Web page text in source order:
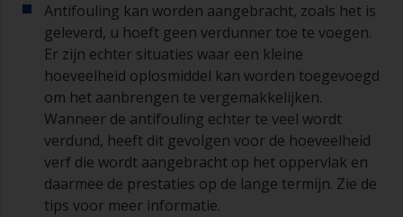
Antifouling kan worden aangebracht, zoals het is
geleverd, u hoeft geen verdunner toe te voegen.
Er zijn echter situaties waar een kleine
hoeveelheid oplosmiddel kan worden toegevoegd
om het aanbrengen te vergemakkelijken.
Wanneer de antifouling echter te veel wordt
verdund, heeft dit gevolgen voor de hoeveelheid
verf die wordt aangebracht op het oppervlak en
daarmee de prestaties op de lange termijn. Zie de
tips voor meer informatie.